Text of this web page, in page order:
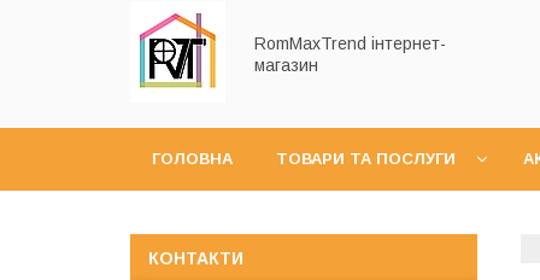
RomMaxTrend інтернет-
магазин
ГОЛОВНА ТОВАРИ ТА ПОСЛУГИ
КОНТАКТИ